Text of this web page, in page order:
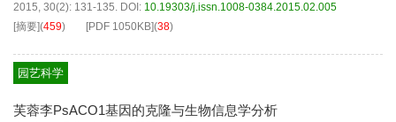
2015, 30(2): 131-135. DOI: 10.19303/j.issn.1008-0384.2015.02.005
[摘要](459) [PDF 1050KB](38)
园艺科学
芙蓉李PsACO1基因的克隆与生物信息学分析